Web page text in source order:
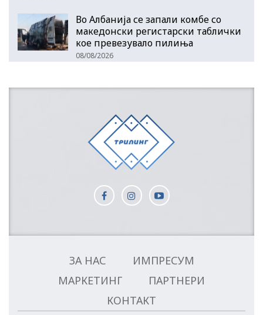
Во Албанија се запали комбе со
македонски регистарски таблички
кое превезувало пилиња
08/08/2026
ЗА НАС
ИМПРЕСУМ
МАРКЕТИНГ
ПАРТНЕРИ
КОНТАКТ